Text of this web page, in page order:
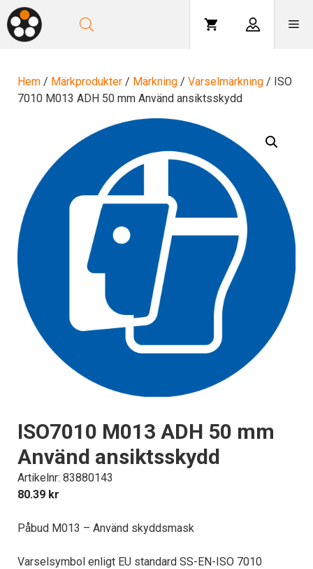
Hoppa
till
innehåll
Hem / Märkprodukter / Märkning / Varselmärkning / ISO
7010 M013 ADH 50 mm Använd ansiktsskydd
ISO7010 M013 ADH 50 mm
Använd ansiktsskydd
Artikelnr: 83880143
80.39 kr
Påbud M013 – Använd skyddsmask
Varselsymbol enligt EU standard SS-EN-ISO 7010